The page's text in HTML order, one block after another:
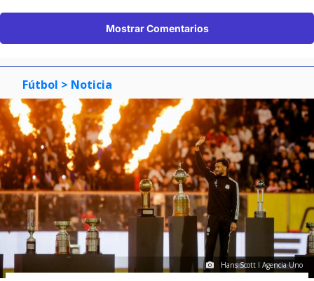
Mostrar Comentarios
Fútbol > Noticia
Hans Scott I Agencia Uno